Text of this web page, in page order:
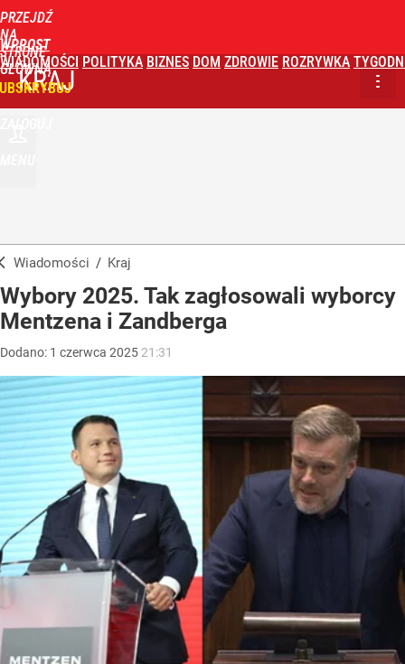
PRZEJDŹ
NA
STRONĘ
GŁÓWNĄ
WPROST
WIADOMOŚCI POLITYKA BIZNES DOM ZDROWIE ROZRYWKA
KRAJ
Wiadomości / Kraj
Wybory 2025. Tak zagłosowali wyborcy
Mentzena i Zandberga
Dodano: 1 czerwca 2025 21:31